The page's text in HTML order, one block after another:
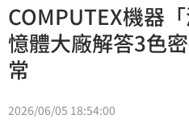
COMPUTEX機器
憶體大廠解答3色
常
2026/06/05 18:54:00